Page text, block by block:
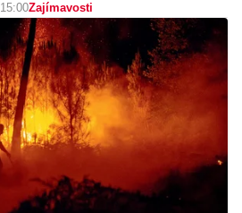
15:00Zajímavosti